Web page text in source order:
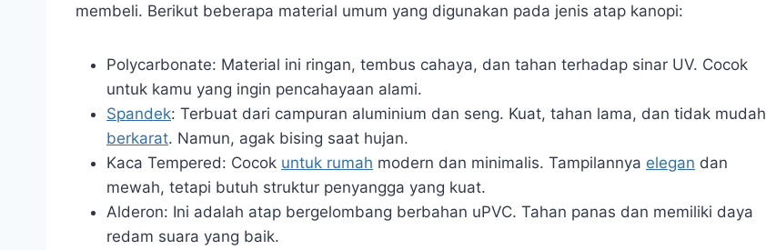
membeli. Berikut beberapa material umum yang digunakan pada jenis atap kanopi:
Polycarbonate: Material ini ringan, tembus cahaya, dan tahan terhadap sinar UV. Cocok
untuk kamu yang ingin pencahayaan alami.
Spandek: Terbuat dari campuran aluminium dan seng. Kuat, tahan lama, dan tidak mudah
berkarat. Namun, agak bising saat hujan.
Kaca Tempered: Cocok untuk rumah modern dan minimalis. Tampilannya elegan dan
mewah, tetapi butuh struktur penyangga yang kuat.
Alderon: Ini adalah atap bergelombang berbahan uPVC. Tahan panas dan memiliki daya
redam suara yang baik.